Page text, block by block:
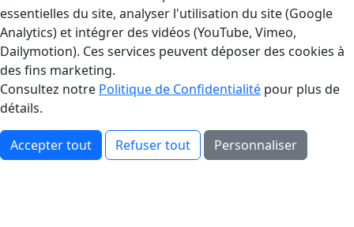
essentielles du site, analyser l'utilisation du site (Google
Analytics) et intégrer des vidéos (YouTube, Vimeo,
Dailymotion). Ces services peuvent déposer des cookies à
des fins marketing.
Consultez notre Politique de Confidentialité pour plus de
détails.
Accepter tout Refuser tout Personnaliser